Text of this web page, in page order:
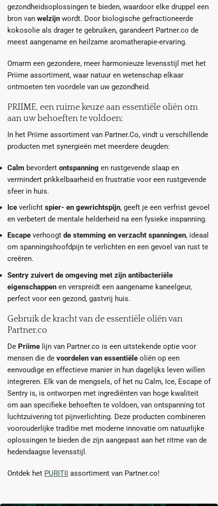
gezondheidsoplossingen te bieden, waardoor elke druppel een
bron van welzijn wordt. Door biologische gefractioneerde
kokosolie als drager te gebruiken, garandeert Partner.co de
meest aangename en heilzame aromatherapie-ervaring.
Omarm een gezondere, meer harmonieuze levensstijl met het
Priime assortiment, waar natuur en wetenschap elkaar
ontmoeten ten voordele van uw gezondheid.
PRIIME, een ruime keuze aan essentiële oliën om
aan uw behoeften te voldoen:
In het Priime assortiment van Partner.Co, vindt u verschillende
producten met synergieën met meerdere deugden:
Calm bevordert ontspanning en rustgevende slaap en
vermindert prikkelbaarheid en frustratie voor een rustgevende
sfeer in huis.
Ice verlicht spier- en gewrichtspijn, geeft je een verfrist gevoel
en verbetert de mentale helderheid na een fysieke inspanning.
Escape verhoogt de stemming en verzacht spanningen, ideaal
om spanningshoofdpijn te verlichten en een gevoel van rust te
creëren.
Sentry zuivert de omgeving met zijn antibacteriële
eigenschappen en verspreidt een aangename kaneelgeur,
perfect voor een gezond, gastvrij huis.
Gebruik de kracht van de essentiële oliën van
Partner.co
De Priime lijn van Partner.co is een uitstekende optie voor
mensen die de voordelen van essentiële oliën op een
eenvoudige en effectieve manier in hun dagelijks leven willen
integreren. Elk van de mengsels, of het nu Calm, Ice, Escape of
Sentry is, is ontworpen met ingrediënten van hoge kwaliteit
om aan specifieke behoeften te voldoen, van ontspanning tot
luchtzuivering tot pijnverlichting. Deze producten combineren
voorouderlijke traditie met moderne innovatie om natuurlijke
oplossingen te bieden die zijn aangepast aan het ritme van de
hedendaagse levensstijl.
Ontdek het PURITII assortiment van Partner.co!